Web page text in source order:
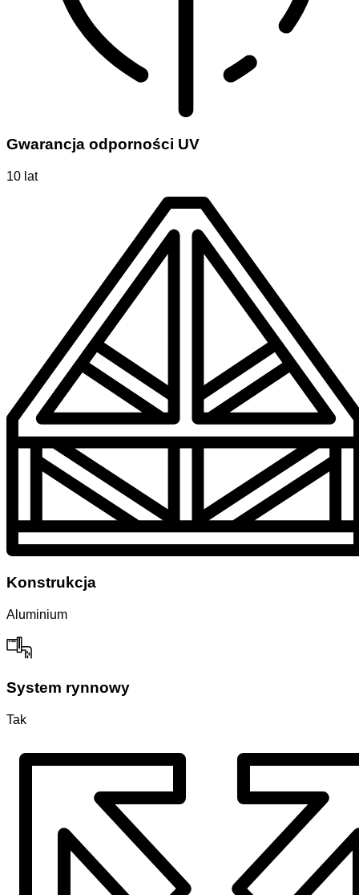
Gwarancja odporności UV
10 lat
Konstrukcja
Aluminium
System rynnowy
Tak